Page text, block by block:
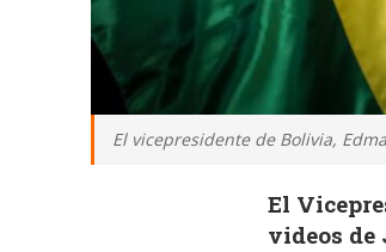
El vicepresidente de Bolivia,
El
videos de